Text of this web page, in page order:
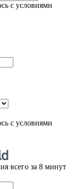
с условиями
с условиями
всего за 8 минут